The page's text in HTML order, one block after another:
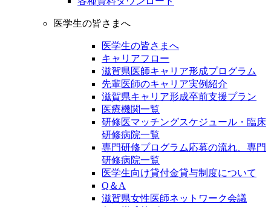
医学生の皆さまへ
医学生の皆さまへ
キャリアフロー
滋賀県医師キャリア形成プログラム
先輩医師のキャリア実例紹介
滋賀県キャリア形成卒前支援プラン
医療機関一覧
研修医マッチングスケジュール・臨床
研修病院一覧
専門研修プログラム応募の流れ、専門
研修病院一覧
医学生向け貸付金貸与制度について
Q＆A
滋賀県女性医師ネットワーク会議